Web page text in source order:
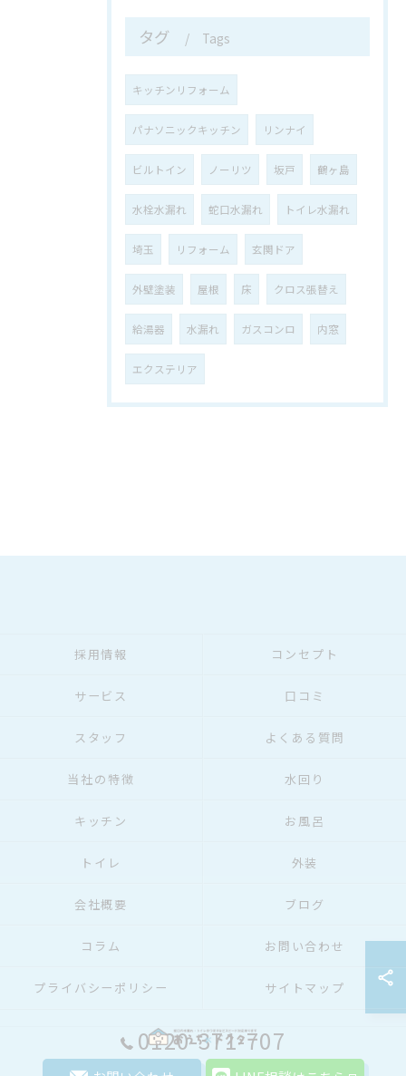
タグ Tags
キッチンリフォーム
パナソニックキッチン リンナイ
ビルトイン ノーリツ 坂戸 鶴ヶ島
水栓水漏れ 蛇口水漏れ トイレ水漏れ
埼玉 リフォーム 玄関ドア
外壁塗装 屋根 床 クロス張替え
給湯器 水漏れ ガスコンロ 内窓
エクステリア
0120-371-707
採用情報 コンセプト
サービス 口コミ
スタッフ よくある質問
当社の特徴 水回り
キッチン お風呂
トイレ 外装
会社概要 ブログ
コラム お問い合わせ
プライバシーポリシー サイトマップ
© 2026 埼玉のリフォームならおうちドクター ALL RIGHTS RESERVED.